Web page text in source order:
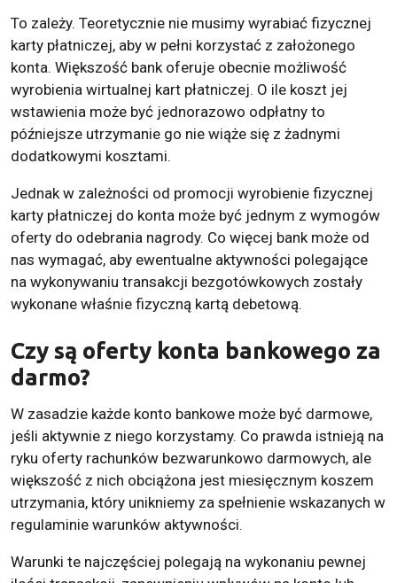
To zależy. Teoretycznie nie musimy wyrabiać fizycznej
karty płatniczej, aby w pełni korzystać z założonego
konta. Większość bank oferuje obecnie możliwość
wyrobienia wirtualnej kart płatniczej. O ile koszt jej
wstawienia może być jednorazowo odpłatny to
późniejsze utrzymanie go nie wiąże się z żadnymi
dodatkowymi kosztami.
Jednak w zależności od promocji wyrobienie fizycznej
karty płatniczej do konta może być jednym z wymogów
oferty do odebrania nagrody. Co więcej bank może od
nas wymagać, aby ewentualne aktywności polegające
na wykonywaniu transakcji bezgotówkowych zostały
wykonane właśnie fizyczną kartą debetową.
Czy są oferty konta bankowego za
darmo?
W zasadzie każde konto bankowe może być darmowe,
jeśli aktywnie z niego korzystamy. Co prawda istnieją na
ryku oferty rachunków bezwarunkowo darmowych, ale
większość z nich obciążona jest miesięcznym koszem
utrzymania, który unikniemy za spełnienie wskazanych w
regulaminie warunków aktywności.
Warunki te najczęściej polegają na wykonaniu pewnej